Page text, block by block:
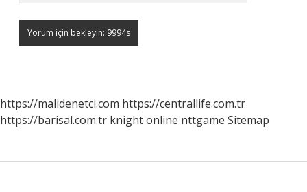
https://malidenetci.com https://centrallife.com.tr
https://barisal.com.tr knight online nttgame Sitemap